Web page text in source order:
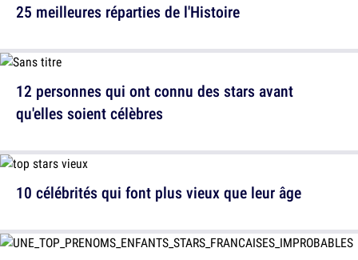
25 meilleures réparties de l'Histoire
10 célébrités qui font plus vieux que leur âge
12 personnes qui ont connu des stars avant
qu'elles soient célèbres